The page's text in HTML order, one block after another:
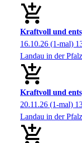
Kraftvoll und
16.10.26 (1-mal)
Landau in der Pfalz
Kraftvoll und
20.11.26 (1-mal)
Landau in der Pfalz